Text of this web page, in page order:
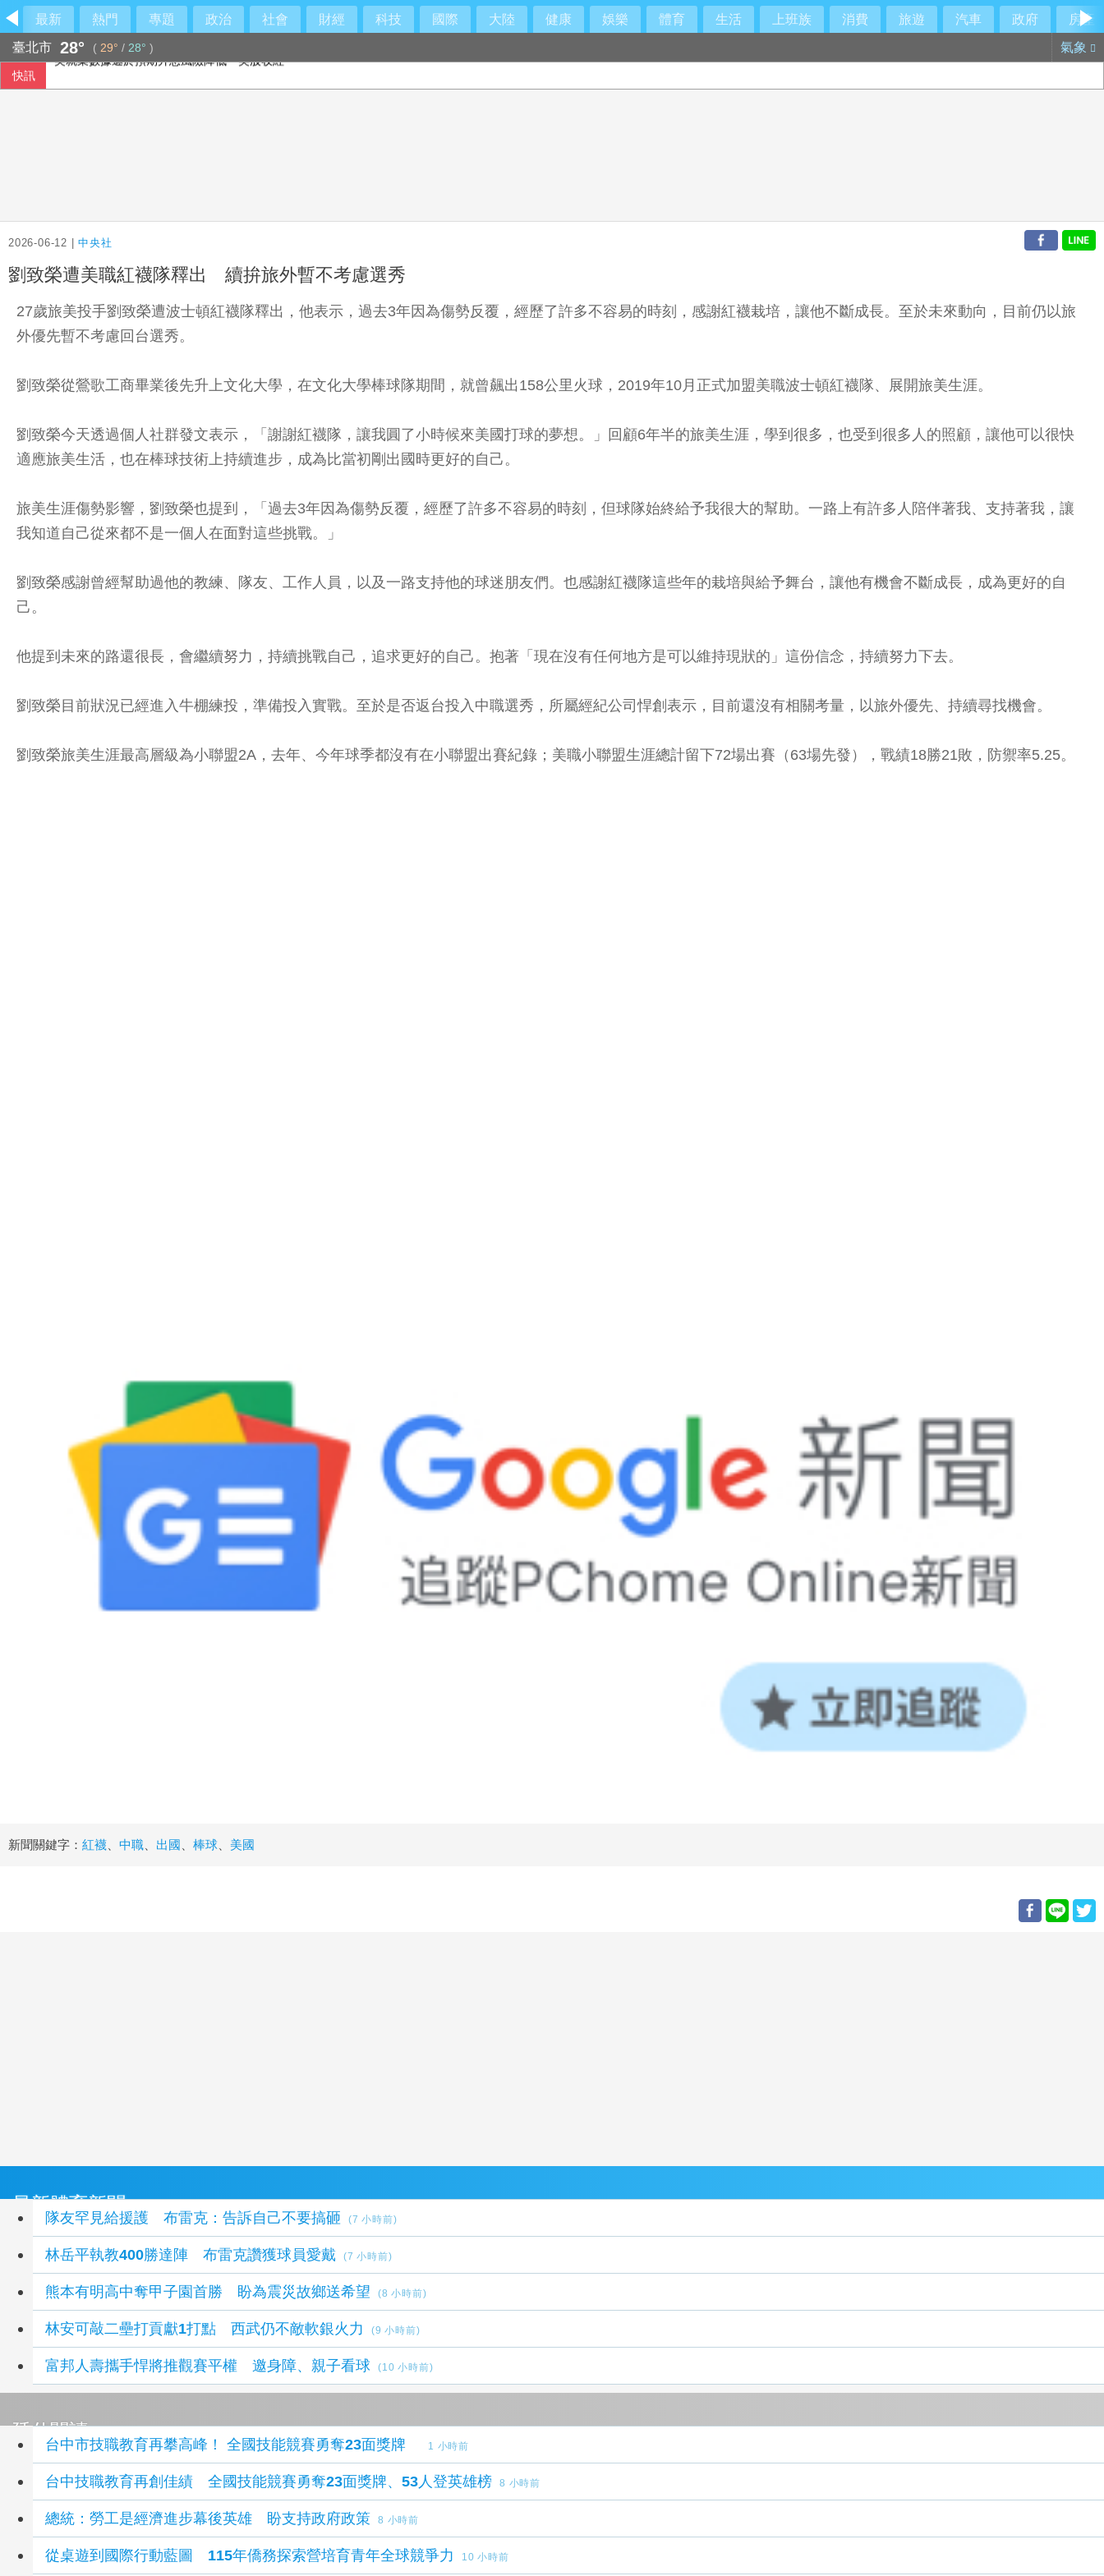
最新 熱門 專題 政治 社會 財經 科技 國際 大陸 健康 娛樂 體育 生活 上班族 消費 旅遊 汽車 政府
房產
臺北市 28° ( 29° / 28° ) 氣象
快訊
2026-06-12 |中央社
劉致榮遭美職紅襪隊釋出 續拚旅外暫不考慮選秀
27歲旅美投手劉致榮遭波士頓紅襪隊釋出，他表示，過去3年因為傷勢反覆，經歷了許多不容易的時刻，感謝紅襪栽培，讓他不斷成長。至於未來動向，目前仍以旅
外優先暫不考慮回台選秀。
劉致榮從鶯歌工商畢業後先升上文化大學，在文化大學棒球隊期間，就曾飆出158公里火球，2019年10月正式加盟美職波士頓紅襪隊、展開旅美生涯。
劉致榮今天透過個人社群發文表示，「謝謝紅襪隊，讓我圓了小時候來美國打球的夢想。」回顧6年半的旅美生涯，學到很多，也受到很多人的照顧，讓他可以很快
適應旅美生活，也在棒球技術上持續進步，成為比當初剛出國時更好的自己。
旅美生涯傷勢影響，劉致榮也提到，「過去3年因為傷勢反覆，經歷了許多不容易的時刻，但球隊始終給予我很大的幫助。一路上有許多人陪伴著我、支持著我，讓
我知道自己從來都不是一個人在面對這些挑戰。」
劉致榮感謝曾經幫助過他的教練、隊友、工作人員，以及一路支持他的球迷朋友們。也感謝紅襪隊這些年的栽培與給予舞台，讓他有機會不斷成長，成為更好的自
己。
他提到未來的路還很長，會繼續努力，持續挑戰自己，追求更好的自己。抱著「現在沒有任何地方是可以維持現狀的」這份信念，持續努力下去。
劉致榮目前狀況已經進入牛棚練投，準備投入實戰。至於是否返台投入中職選秀，所屬經紀公司悍創表示，目前還沒有相關考量，以旅外優先、持續尋找機會。
劉致榮旅美生涯最高層級為小聯盟2A，去年、今年球季都沒有在小聯盟出賽紀錄；美職小聯盟生涯總計留下72場出賽（63場先發），戰績18勝21敗，防禦率5.25。
新聞關鍵字： 紅襪、 中職、 出國、 棒球、 美國
最新體育新聞
隊友罕見給援護 布雷克：告訴自己不要搞砸 (7 小時前)
林岳平執教400勝達陣 布雷克讚獲球員愛戴 (7 小時前)
熊本有明高中奪甲子園首勝 盼為震災故鄉送希望 (8 小時前)
林安可敲二壘打貢獻1打點 西武仍不敵軟銀火力 (9 小時前)
富邦人壽攜手悍將推觀賽平權 邀身障、親子看球 (10 小時前)
延伸閱讀
台中市技職教育再攀高峰！ 全國技能競賽勇奪23面獎牌 1 小時前
台中技職教育再創佳績 全國技能競賽勇奪23面獎牌、53人登英雄榜 8 小時前
總統：勞工是經濟進步幕後英雄 盼支持政府政策 8 小時前
從桌遊到國際行動藍圖 115年僑務探索營培育青年全球競爭力 10 小時前